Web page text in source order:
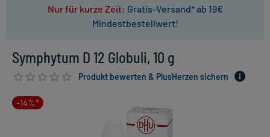
Nur für kurze Zeit: Gratis-Versand* ab 19€
Mindestbestellwert!
Symphytum D 12 Globuli, 10 g
Produkt bewerten & PlusHerzen sichern
-14%*